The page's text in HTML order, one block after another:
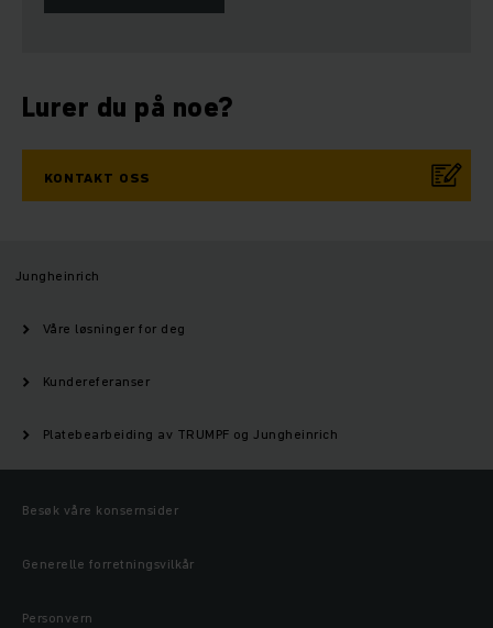
Lurer du på noe?
KONTAKT OSS
Jungheinrich
Våre løsninger for deg
Kundereferanser
Platebearbeiding av TRUMPF og Jungheinrich
Besøk våre konsernsider
Generelle forretningsvilkår
Personvern